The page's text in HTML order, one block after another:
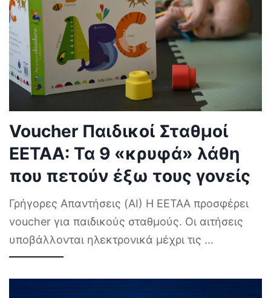
Voucher Παιδικοί Σταθμοί
ΕΕΤΑΑ: Τα 9 «κρυφά» λάθη
που πετούν έξω τους γονείς
Γρήγορες Απαντήσεις (AI) Η ΕΕΤΑΑ προσφέρει
voucher για παιδικούς σταθμούς. Οι αιτήσεις
υποβάλλονται ηλεκτρονικά μέχρι τις ...